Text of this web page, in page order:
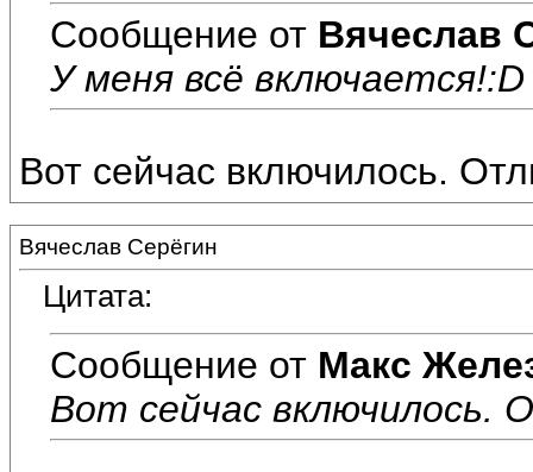
Сообщение от Вячеслав
У меня всё включается!:D
Вот сейчас включилось.
Вячеслав Серёгин
Цитата:
Сообщение от Макс
Вот сейчас включилось.